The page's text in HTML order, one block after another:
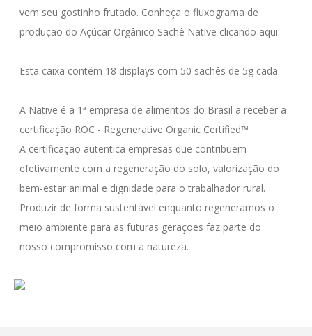
vem seu gostinho frutado. Conheça o fluxograma de
produção do Açúcar Orgânico Sachê Native clicando aqui.
Esta caixa contém 18 displays com 50 sachês de 5g cada.
A Native é a 1ª empresa de alimentos do Brasil a receber a
certificação ROC - Regenerative Organic Certified™
A certificação autentica empresas que contribuem
efetivamente com a regeneração do solo, valorização do
bem-estar animal e dignidade para o trabalhador rural.
Produzir de forma sustentável enquanto regeneramos o
meio ambiente para as futuras gerações faz parte do
nosso compromisso com a natureza.